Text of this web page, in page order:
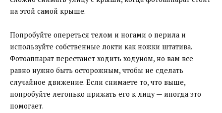
на этой самой крыше.
Попробуйте опереться телом и ногами о перила и
используйте собственные локти как ножки штатива.
Фотоаппарат перестанет ходить ходуном, но вам все
равно нужно быть осторожным, чтобы не сделать
случайное движение. Если снимаете то, что выше,
попробуйте легонько прижать его к лицу — иногда это
помогает.